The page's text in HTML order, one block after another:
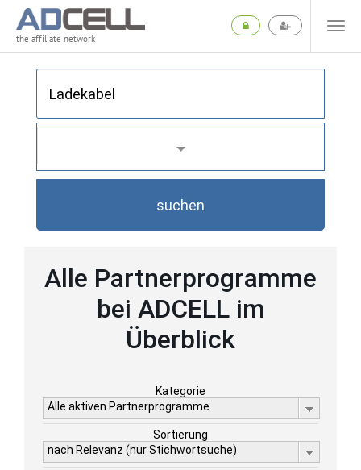
the affiliate network
suchen
Alle Partnerprogramme
bei ADCELL im
Überblick
Kategorie
Alle aktiven Partnerprogramme
Sortierung
nach Relevanz (nur Stichwortsuche)